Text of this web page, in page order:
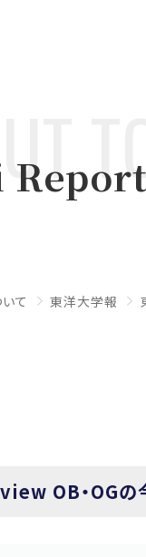
て 東洋大学報
OB・OGの